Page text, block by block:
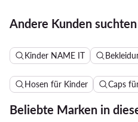
Andere Kunden
Kinder NAME IT
Hosen für Kinder Caps
Beliebte Marken in